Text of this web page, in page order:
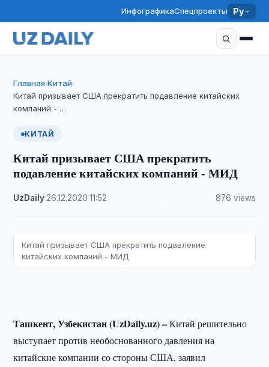
ИнфографикаСпецпроекты Ру
Главная›Китай›
Китай призывает США прекратить подавление китайских
компаний - …
КИТАЙ
Китай призывает США прекратить
подавление китайских компаний - МИД
UzDaily 26.12.2020 ·11:52 876 views
Китай призывает США прекратить подавление
китайских компаний - МИД
Ташкент, Узбекистан (UzDaily.uz) –Китай решительно
выступает против необоснованного давления на
китайские компании со стороны США, заявил